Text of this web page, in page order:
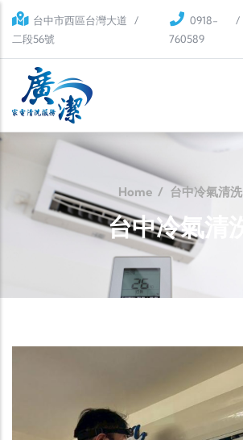
Skip to main content
台中市西區台灣大道
二段56號
0918-
760589
Home / 台中冷氣清洗
台中冷氣清洗